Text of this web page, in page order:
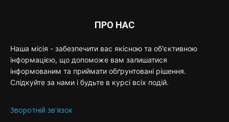
ПРО НАС
Наша місія - забезпечити вас якісною та об'єктивною
інформацією, що допоможе вам залишатися
інформованим та приймати обґрунтовані рішення.
Слідкуйте за нами і будьте в курсі всіх подій.
Зворотній зв'язок